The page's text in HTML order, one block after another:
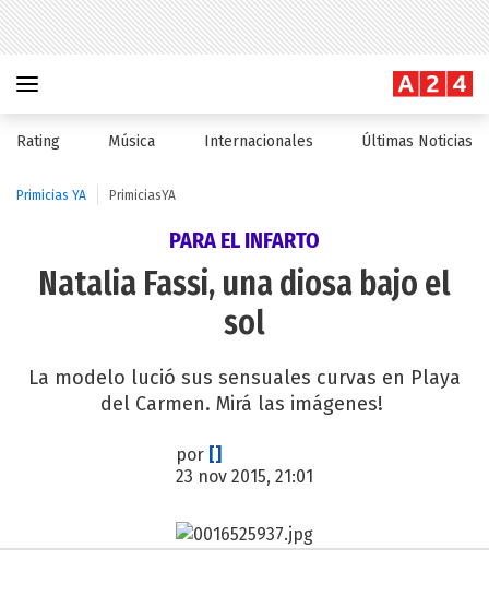
Rating Música Internacionales Últimas Noticias
Primicias YA PrimiciasYA
PARA EL INFARTO
Natalia Fassi, una diosa bajo el
sol
La modelo lució sus sensuales curvas en Playa
del Carmen. Mirá las imágenes!
por []
23 nov 2015, 21:01